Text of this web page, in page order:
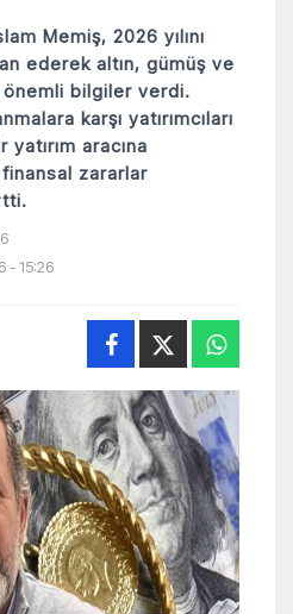
Memiş, 2026 yılını
ederek altın, gümüş ve
önemli bilgiler verdi.
karşı yatırımcıları
aracına
zararlar
- 15:26